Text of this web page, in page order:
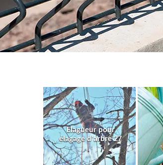
Elagueur pour
élagage d'arbre 27